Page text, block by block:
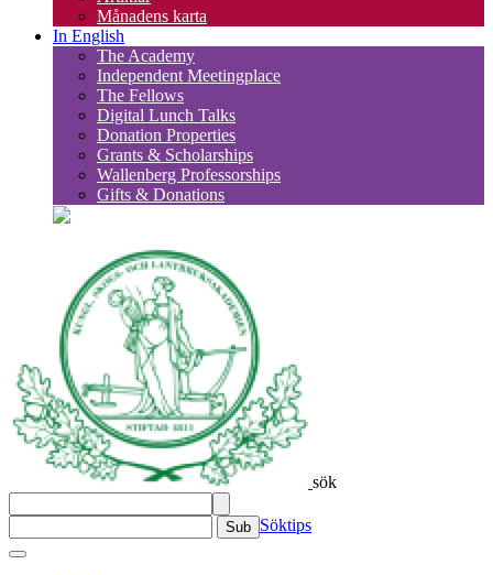
Månadens karta
In English
The Academy
Independent Meetingplace
The Fellows
Digital Lunch Talks
Donation Properties
Grants & Scholarships
Wallenberg Professorships
Gifts & Donations
sök
Sub Söktips